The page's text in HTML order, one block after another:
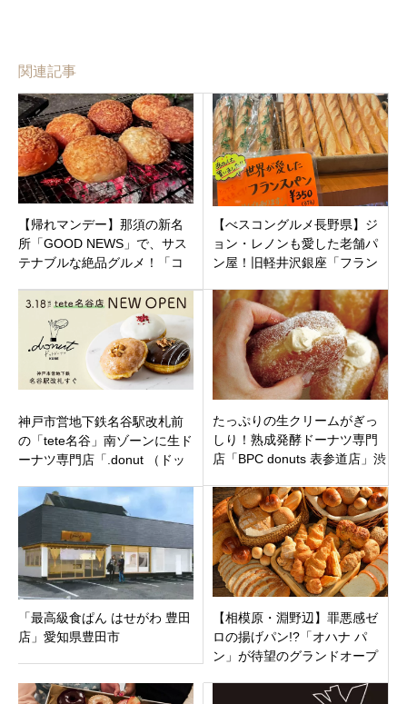
関連記事
【帰れマンデー】那須の新名
所「GOOD NEWS」で、サス
テナブルな絶品グルメ！「コ
ドーナツ」
【べスコングルメ長野県】ジ
ョン・レノンも愛した老舗パ
ン屋！旧軽井沢銀座「フラン
る。
神戸市営地下鉄名谷駅改札前
の「tete名谷」南ゾーンに生ド
ーナツ専門店「.donut （ドッ
プン
たっぷりの生クリームがぎっ
しり！熟成発酵ドーナツ専門
店「BPC donuts 表参道店」渋
「最高級食ぱん はせがわ 豊田
店」愛知県豊田市
【相模原・淵野辺】罪悪感ゼ
ロの揚げパン!?「オハナ パ
ン」が待望のグランドオープ